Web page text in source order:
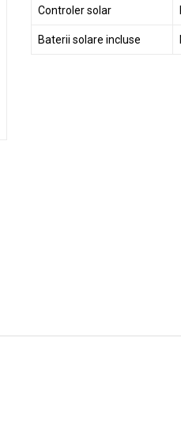
Controler solar
Baterii solare incluse